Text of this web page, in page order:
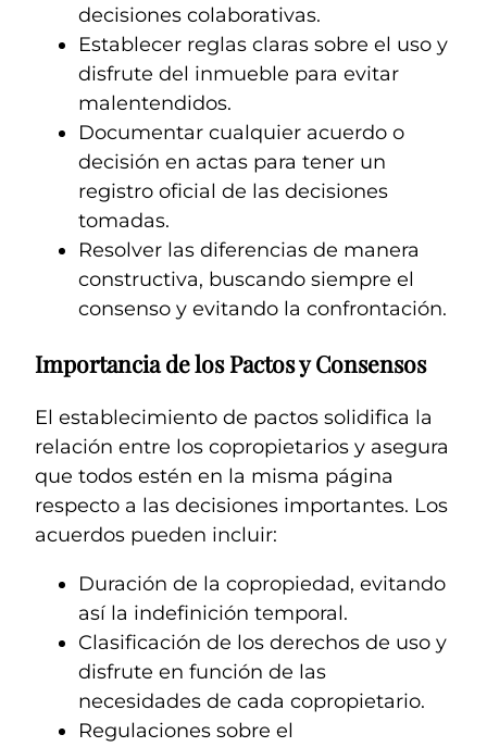
decisiones colaborativas.
Establecer reglas claras sobre el uso y
disfrute del inmueble para evitar
malentendidos.
Documentar cualquier acuerdo o
decisión en actas para tener un
registro oficial de las decisiones
tomadas.
Resolver las diferencias de manera
constructiva, buscando siempre el
consenso y evitando la confrontación.
Importancia de los Pactos y Consensos
El establecimiento de pactos solidifica la
relación entre los copropietarios y asegura
que todos estén en la misma página
respecto a las decisiones importantes. Los
acuerdos pueden incluir:
Duración de la copropiedad, evitando
así la indefinición temporal.
Clasificación de los derechos de uso y
disfrute en función de las
necesidades de cada copropietario.
Regulaciones sobre el